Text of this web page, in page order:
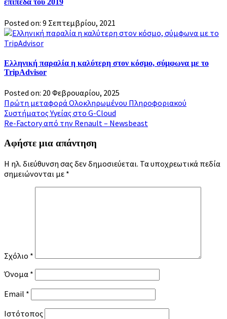
επίπεδα του 2019
Posted on: 9 Σεπτεμβρίου, 2021
Ελληνική παραλία η καλύτερη στον κόσμο, σύμφωνα με το
TripAdvisor
Posted on: 20 Φεβρουαρίου, 2025
Πλοήγηση
άρθρων
Πρώτη μεταφορά Ολοκληρωμένου Πληροφοριακού
Συστήματος Υγείας στο G-Cloud
Re-Factory από την Renault – Newsbeast
Αφήστε μια απάντηση
Η ηλ. διεύθυνση σας δεν δημοσιεύεται. Τα υποχρεωτικά πεδία
σημειώνονται με *
Σχόλιο *
Όνομα *
Email *
Ιστότοπος